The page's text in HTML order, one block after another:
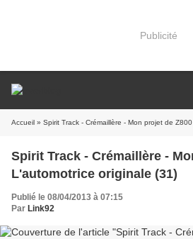
Publicité
Accueil » Spirit Track - Crémaillère - Mon projet de
Spirit Track - Crémaillère -
L'automotrice originale (31)
Publié le 08/04/2013 à 07:15
Par Link92